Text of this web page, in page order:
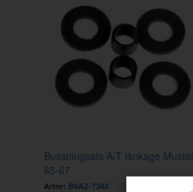
Bussningsats A/T länkage
65-67
Artnr: B9AZ-7343